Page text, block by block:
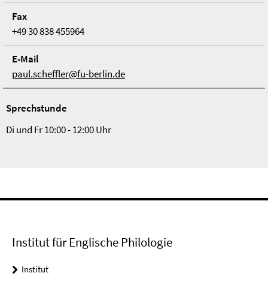
Fax
+49 30 838 455964
E-Mail
paul.scheffler@fu-berlin.de
Sprechstunde
Di und Fr 10:00 - 12:00 Uhr
Institut für Englische Philologie
Institut